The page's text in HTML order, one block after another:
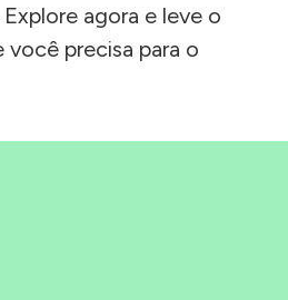
agora e leve o
precisa para o